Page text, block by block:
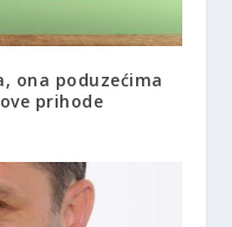
ona poduzećima
prihode